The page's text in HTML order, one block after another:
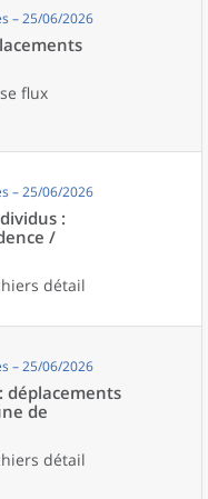
– 25/06/2026
flux
– 25/06/2026
:
/
détail
– 25/06/2026
déplacements
de
détail